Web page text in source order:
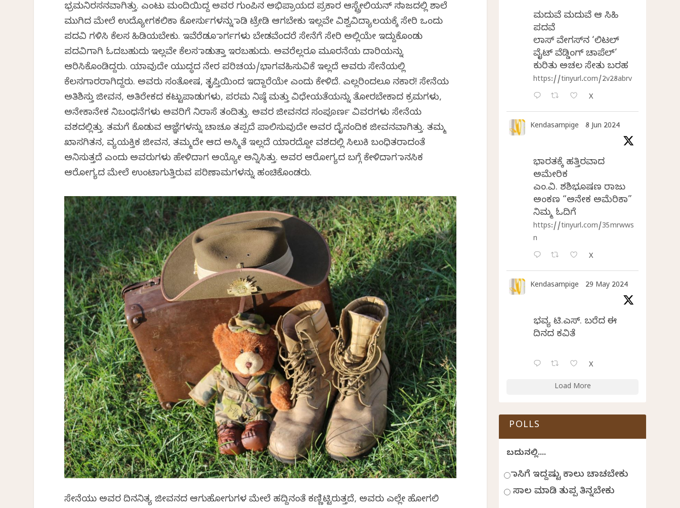
ಭ್ರಮನಿರಸನವಾಗಿತ್ತು. ಎಂಟು ಮಂದಿಯಿದ್ದ ಅವರ ಗುಂಪಿನ ಅಭಿಪ್ರಾಯದ ಪ್ರಕಾರ ಆಸ್ಟ್ರೇಲಿಯನ್ ಸಮಾಜದಲ್ಲಿ ಶಾಲೆ
ಮುಗಿದ ಮೇಲೆ ಉದ್ಯೋಗಕಲಿಕಾ ಕೋರ್ಸುಗಳನ್ನು ಮಾಡಿ ಟ್ರೇಡಿ ಆಗಬೇಕು ಇಲ್ಲವೇ ವಿಶ್ವವಿದ್ಯಾಲಯಕ್ಕೆ ಸೇರಿ ಒಂದು
ಪದವಿ ಗಳಿಸಿ ಕೆಲಸ ಹಿಡಿಯಬೇಕು. ಇವೆರೆಡೂ ಮಾರ್ಗಗಳು ಬೇಡವೆಂದರೆ ಸೇನೆಗೆ ಸೇರಿ ಅಲ್ಲಿಯೇ ಇದ್ದುಕೊಂಡು
ಪದವಿಗಾಗಿ ಓದಬಹುದು ಇಲ್ಲವೇ ಕೆಲಸ ಮಾಡುತ್ತಾ ಇರಬಹುದು. ಅವರೆಲ್ಲರೂ ಮೂರನೆಯ ದಾರಿಯನ್ನು
ಆರಿಸಿಕೊಂಡಿದ್ದರು. ಯಾವುದೇ ಯುದ್ಧದ ನೇರ ಪರಿಚಯ/ಭಾಗವಹಿಸುವಿಕೆ ಇಲ್ಲದೆ ಅವರು ಸೇನೆಯಲ್ಲಿ
ಕೆಲಸಗಾರರಾಗಿದ್ದರು. ಅವರು ಸಂತೋಷ, ತೃಪ್ತಿಯಿಂದ ಇದ್ದಾರೆಯೇ ಎಂದು ಕೇಳಿದೆ. ಎಲ್ಲರಿಂದಲೂ ನಕಾರ! ಸೇನೆಯ
ಅತಿಶಿಸ್ತು ಜೀವನ, ಅತಿರೇಕದ ಕಟ್ಟುಪಾಡುಗಳು, ಪರಮ ನಿಷ್ಠೆ ಮತ್ತು ವಿಧೇಯತೆಯನ್ನು ತೋರಬೇಕಾದ ಕ್ರಮಗಳು,
ಅನೇಕಾನೇಕ ನಿಬಂಧನೆಗಳು ಅವರಿಗೆ ನಿರಾಸೆ ತಂದಿತ್ತು. ಅವರ ಜೀವನದ ಸಂಪೂರ್ಣ ವಿವರಗಳು ಸೇನೆಯ
ವಶದಲ್ಲಿತ್ತು. ತಮಗೆ ಕೊಡುವ ಆಜ್ಞೆಗಳನ್ನು ಚಾಚೂ ತಪ್ಪದೆ ಪಾಲಿಸುವುದೇ ಅವರ ದೈನಂದಿಕ ಜೀವನವಾಗಿತ್ತು. ತಮ್ಮ
ಖಾಸಗಿತನ, ವ್ಯಯಕ್ತಿಕ ಜೀವನ, ತಮ್ಮದೇ ಆದ ಅಸ್ಮಿತೆ ಇಲ್ಲದೆ ಯಾರದ್ದೋ ವಶದಲ್ಲಿ ಸಿಲುಕಿ ಬಂಧಿತರಾದಂತೆ
ಅನಿಸುತ್ತದೆ ಎಂದು ಅವರುಗಳು ಹೇಳಿದಾಗ ಅಯ್ಯೋ ಅನ್ನಿಸಿತ್ತು. ಅವರ ಆರೋಗ್ಯದ ಬಗ್ಗೆ ಕೇಳಿದಾಗ ಮಾನಸಿಕ
ಆರೋಗ್ಯದ ಮೇಲೆ ಉಂಟಾಗುತ್ತಿರುವ ಪರಿಣಾಮಗಳನ್ನು ಹಂಚಿಕೊಂಡರು.
ಸೇನೆಯು ಅವರ ದಿನನಿತ್ಯ ಜೀವನದ ಆಗುಹೋಗುಗಳ ಮೇಲೆ ಹದ್ದಿನಂತೆ ಕಣ್ಣಿಟ್ಟಿರುತ್ತದೆ, ಅವರು ಎಲ್ಲೇ ಹೋಗಲಿ
ಮದುವೆ ಮದುವೆ ಆ ಸಿಹಿ
ಪದವೆ
ಲಾಸ್‌ ವೇಗಸ್‌ನ ‘ಲಿಟಲ್
ವೈಟ್ ವೆಡ್ಡಿಂಗ್ ಚಾಪೆಲ್’
ಕುರಿತು ಅಚಲ ಸೇತು ಬರಹ
https://tinyurl.com/2v28abrv
X
Kendasampige 8 Jun 2024
ಭಾರತಕ್ಕೆ ಹತ್ತಿರವಾದ
ಅಮೇರಿಕ
ಎಂ.ವಿ. ಶಶಿಭೂಷಣ ರಾಜು
ಅಂಕಣ “ಅನೇಕ ಅಮೆರಿಕಾ”
ನಿಮ್ಮ ಓದಿಗೆ
https://tinyurl.com/35mrwws
n
X
Kendasampige 29 May 2024
ಭವ್ಯ ಟಿ.ಎಸ್. ಬರೆದ ಈ
ದಿನದ ಕವಿತೆ
X
Load More
POLLS
ಬದುಕಿನಲ್ಲಿ....
ಹಾಸಿಗೆ ಇದ್ದಷ್ಟು ಕಾಲು ಚಾಚಬೇಕು
ಸಾಲ ಮಾಡಿ ತುಪ್ಪ ತಿನ್ನಬೇಕು